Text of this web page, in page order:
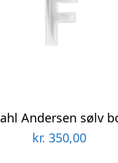
kr. 350,00